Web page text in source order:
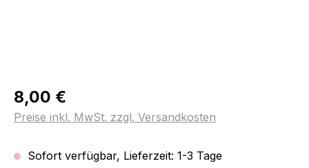
Regulärer Preis:
8,00 €
Preise inkl. MwSt. zzgl. Versandkosten
Sofort verfügbar, Lieferzeit: 1-3 Tage